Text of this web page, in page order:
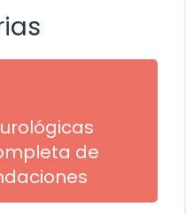
de